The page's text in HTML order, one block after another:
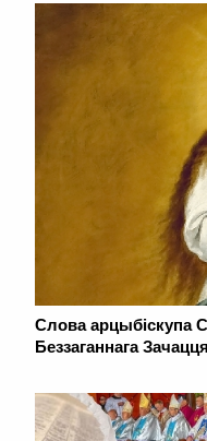
Слова арцыбіскупа
Беззаганнага